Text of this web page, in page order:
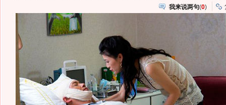
我来说两句(0)